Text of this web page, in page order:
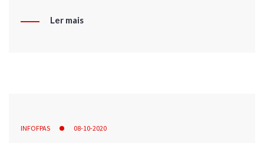
Ler mais
INFOFPAS 08-10-2020